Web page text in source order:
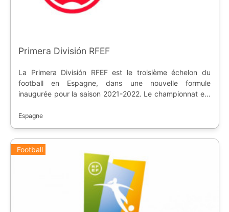
Primera División RFEF
La Primera División RFEF est le troisième échelon du
football en Espagne, dans une nouvelle formule
inaugurée pour la saison 2021-2022. Le championnat est
Espagne
Football